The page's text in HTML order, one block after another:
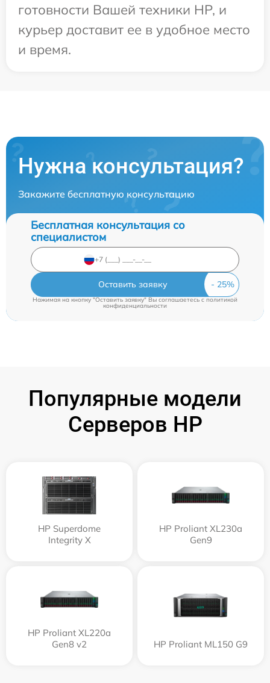
готовности Вашей техники HP, и
курьер доставит ее в удобное место
и время.
Нужна консультация?
Закажите бесплатную консультацию
Бесплатная консультация со
специалистом
Оставить заявку
Нажимая на кнопку "Оставить заявку" Вы соглашаетесь cполитикой
конфиденциальности
Популярные модели
Серверов HP
HP Superdome
Integrity Х
HP Proliant XL230a
Gen9
HP Proliant XL220a
Gen8 v2
HP Proliant ML150 G9